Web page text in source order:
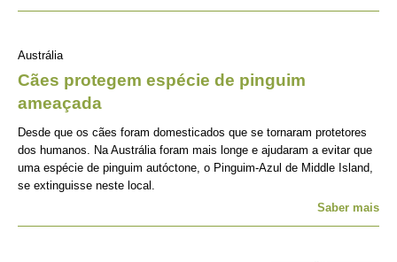
Austrália
Cães protegem espécie de pinguim
ameaçada
Desde que os cães foram domesticados que se tornaram protetores
dos humanos. Na Austrália foram mais longe e ajudaram a evitar que
uma espécie de pinguim autóctone, o Pinguim-Azul de Middle Island,
se extinguisse neste local.
Saber mais